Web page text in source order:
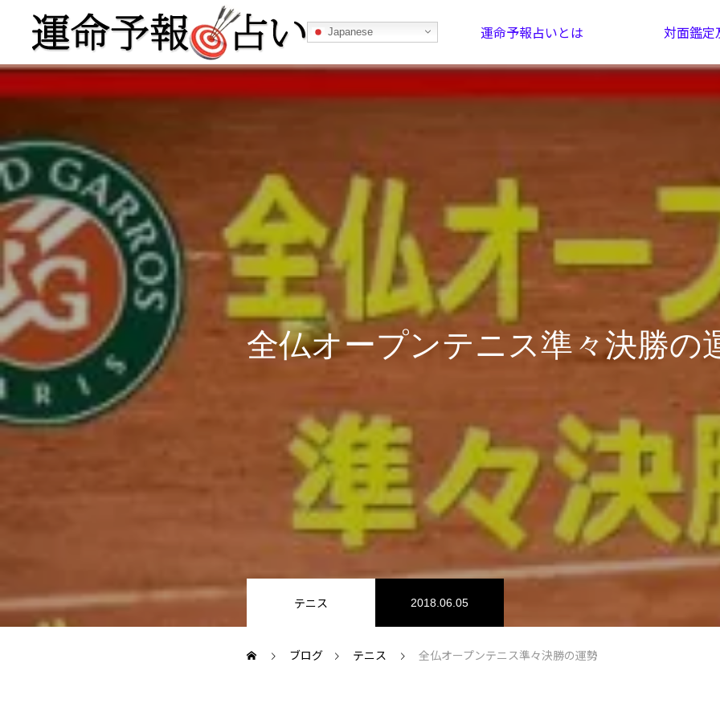
Japanese 運命予報占いとは 対面鑑定
運命予報占いとは あなたの所属部屋を探そう！
記事カテゴリー
ブログ
スポーツ 競馬 社会
テニス四大大会・五輪
テニス四大大会・五輪
全仏オープンテニス準々決勝の
テニス 2018.06.05
ブログ テニス 全仏オープンテニス準々決勝の運勢